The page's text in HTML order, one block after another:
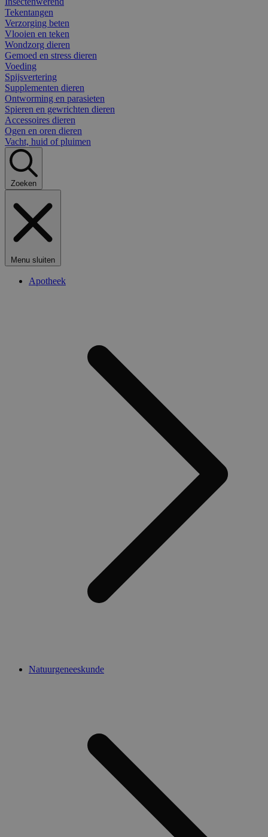
Tekentangen
Verzorging beten
Vlooien en teken
Wondzorg dieren
Gemoed en stress dieren
Voeding
Spijsvertering
Supplementen dieren
Ontworming en parasieten
Spieren en gewrichten dieren
Accessoires dieren
Ogen en oren dieren
Vacht, huid of pluimen
Zoeken
Menu sluiten
Apotheek
Natuurgeneeskunde